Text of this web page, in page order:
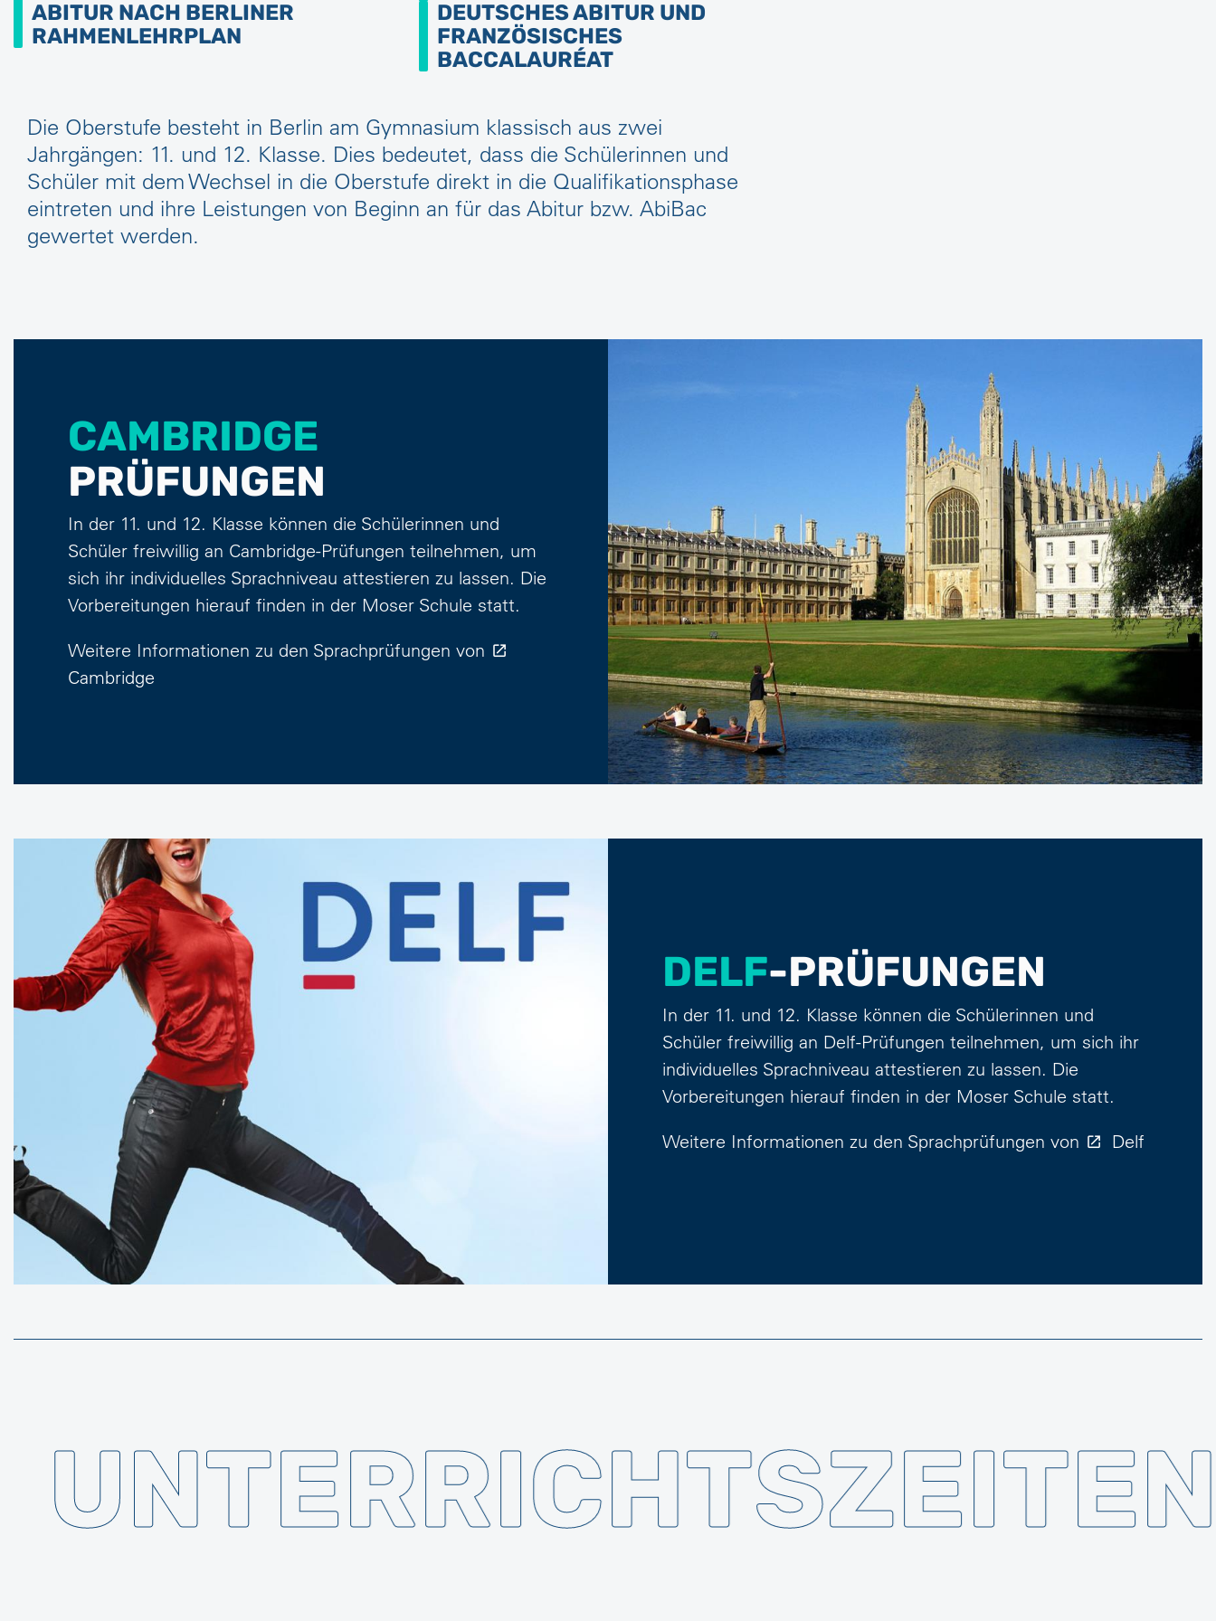
ABITUR NACH BERLINER
RAHMENLEHRPLAN
DEUTSCHES ABITUR UND
FRANZÖSISCHES
BACCALAURÉAT
Die Oberstufe besteht in Berlin am Gymnasium klassisch aus zwei
Jahrgängen: 11. und 12. Klasse. Dies bedeutet, dass die Schülerinnen und
Schüler mit dem Wechsel in die Oberstufe direkt in die Qualifikationsphase
eintreten und ihre Leistungen von Beginn an für das Abitur bzw. AbiBac
gewertet werden.
CAMBRIDGE
PRÜFUNGEN
In der 11. und 12. Klasse können die Schülerinnen und
Schüler freiwillig an Cambridge-Prüfungen teilnehmen, um
sich ihr individuelles Sprachniveau attestieren zu lassen. Die
Vorbereitungen hierauf finden in der Moser Schule statt.
Weitere Informationen zu den Sprachprüfungen von
Cambridge
DELF-PRÜFUNGEN
In der 11. und 12. Klasse können die Schülerinnen und
Schüler freiwillig an Delf-Prüfungen teilnehmen, um sich ihr
individuelles Sprachniveau attestieren zu lassen. Die
Vorbereitungen hierauf finden in der Moser Schule statt.
Weitere Informationen zu den Sprachprüfungen von
Delf